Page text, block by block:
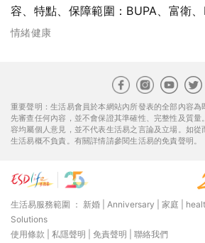
容、特點、保障範圍：BUPA、富衛
險YF Life
情緒健康
重要聲明：生活易會員於本網站內所發表的全部內容為
先審查任何內容，並不會保證其準確性、完整性及質量
容均屬個人意見，並不代表生活易之言論及立場。如從
生活易概不負責。有關詳情請參閱生活易的免責聲明。
生活易服務範圍 ： 新婚 Anniversary 家庭
Solutions
使用條款
私隱聲明 免責聲明 聯絡我們